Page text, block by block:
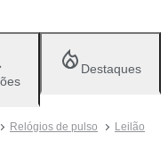
Destaques
Relógios de pulso
Leilão